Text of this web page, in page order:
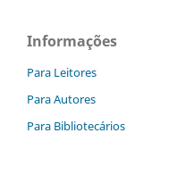
Informações
Para Leitores
Para Autores
Para Bibliotecários